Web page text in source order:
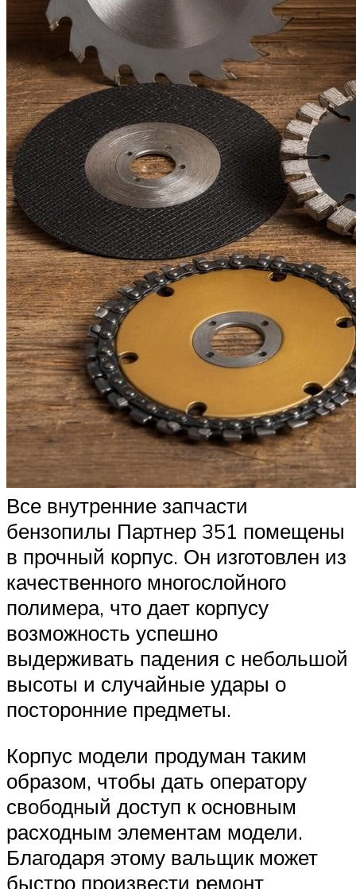
Все внутренние запчасти
бензопилы Партнер 351 помещены
в прочный корпус. Он изготовлен из
качественного многослойного
полимера, что дает корпусу
возможность успешно
выдерживать падения с небольшой
высоты и случайные удары о
посторонние предметы.
Корпус модели продуман таким
образом, чтобы дать оператору
свободный доступ к основным
расходным элементам модели.
Благодаря этому вальщик может
быстро произвести ремонт